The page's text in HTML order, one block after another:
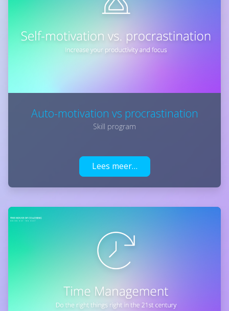
Auto-motivation vs procrastination
Skill program
Lees meer…